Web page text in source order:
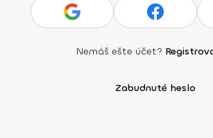
Nemáš ešte účet?
Zabudnuté heslo